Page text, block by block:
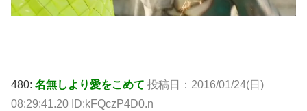
480: 名無しより愛をこめて 投稿日：2016/01/24(日)
08:29:41.20 ID:kFQczP4D0.n